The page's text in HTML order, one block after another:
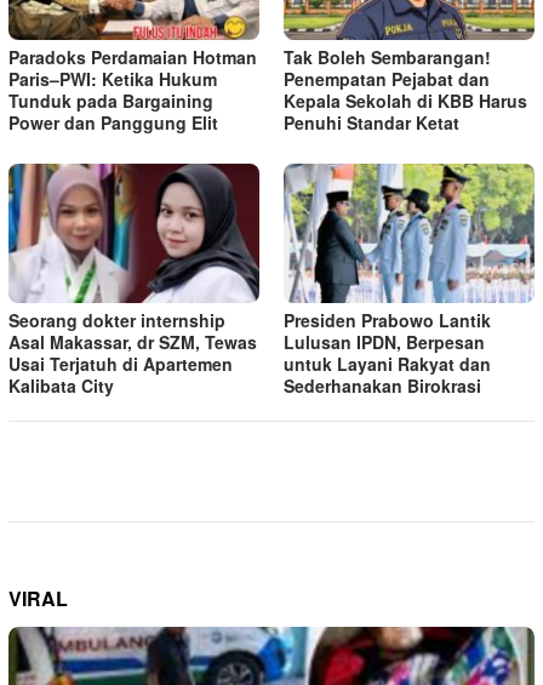
Paradoks Perdamaian Hotman
Paris–PWI: Ketika Hukum
Tunduk pada Bargaining
Power dan Panggung Elit
Tak Boleh Sembarangan!
Penempatan Pejabat dan
Kepala Sekolah di KBB Harus
Penuhi Standar Ketat ​
Seorang dokter internship
Asal Makassar, dr SZM, Tewas
Usai Terjatuh di Apartemen
Kalibata City
Presiden Prabowo Lantik
Lulusan IPDN, Berpesan
untuk Layani Rakyat dan
Sederhanakan Birokrasi
VIRAL